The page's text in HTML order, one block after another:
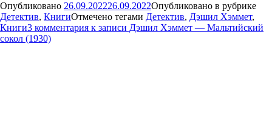
Опубликовано 26.09.202226.09.2022Опубликовано в рубрике
Детектив, КнигиОтмечено тегами Детектив, Дэшил Хэммет,
Книги3 комментария к записи Дэшил Хэммет — Мальтийский
сокол (1930)